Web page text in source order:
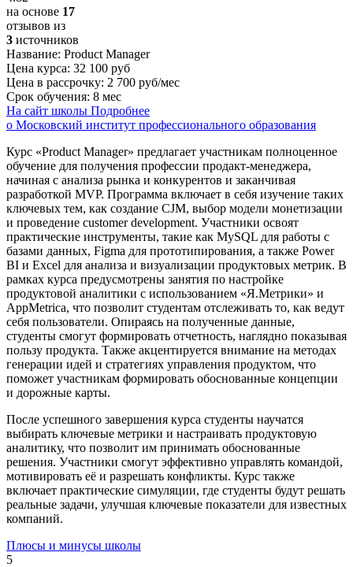
на основе 17
отзывов из
3 источников
Название: Product Manager
Цена курса: 32 100 руб
Цена в рассрочку: 2 700 руб/мес
Срок обучения: 8 мес
На сайт школы Подробнее
о Московский институт профессионального образования
Курс «Product Manager» предлагает участникам полноценное
обучение для получения профессии продакт-менеджера,
начиная с анализа рынка и конкурентов и заканчивая
разработкой MVP. Программа включает в себя изучение таких
ключевых тем, как создание CJM, выбор модели монетизации
и проведение customer development. Участники освоят
практические инструменты, такие как MySQL для работы с
базами данных, Figma для прототипирования, а также Power
BI и Excel для анализа и визуализации продуктовых метрик. В
рамках курса предусмотрены занятия по настройке
продуктовой аналитики с использованием «Я.Метрики» и
AppMetrica, что позволит студентам отслеживать то, как ведут
себя пользователи. Опираясь на полученные данные,
студенты смогут формировать отчетность, наглядно показывая
пользу продукта. Также акцентируется внимание на методах
генерации идей и стратегиях управления продуктом, что
поможет участникам формировать обоснованные концепции
и дорожные карты.
После успешного завершения курса студенты научатся
выбирать ключевые метрики и настраивать продуктовую
аналитику, что позволит им принимать обоснованные
решения. Участники смогут эффективно управлять командой,
мотивировать её и разрешать конфликты. Курс также
включает практические симуляции, где студенты будут решать
реальные задачи, улучшая ключевые показатели для известных
компаний.
Плюсы и минусы школы
5